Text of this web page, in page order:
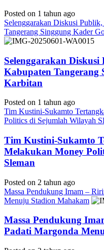
Posted on 1 tahun ago
Selenggarakan Diskusi
Tangerang Singgung Kader
Selenggarakan
Kabupaten
Karbitan
Posted on 1 tahun ago
Tim Kustini-Sukamto
Politics di Sejumlah Wilayah
Tim Kustini-Sukamto
Melakukan Money
Sleman
Posted on 2 tahun ago
Massa Pendukung Imam –
Menuju Stadion Mahakam
Massa Pendukung
Padati Margonda